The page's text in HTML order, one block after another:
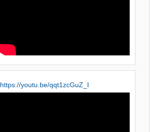
https://youtu.be/qqt1zcGuZ_I